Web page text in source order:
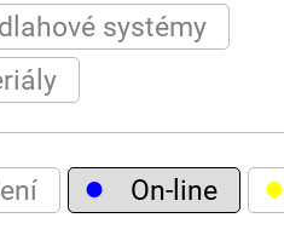
systémy
● On-line ●